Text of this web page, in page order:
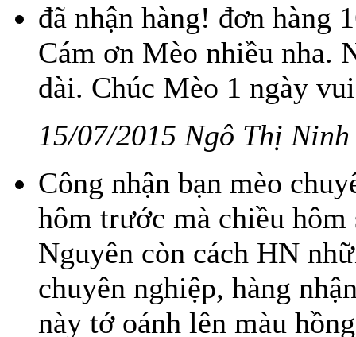
đã nhận hàng! đơn hàng
Cám ơn Mèo nhiều nha.
dài. Chúc Mèo 1 ngày
15/07/2015 Ngô Thị
Công nhận bạn mèo
hôm trước mà chiều hôm
Nguyên còn cách HN
chuyên nghiệp, hàng
này tớ oánh lên màu